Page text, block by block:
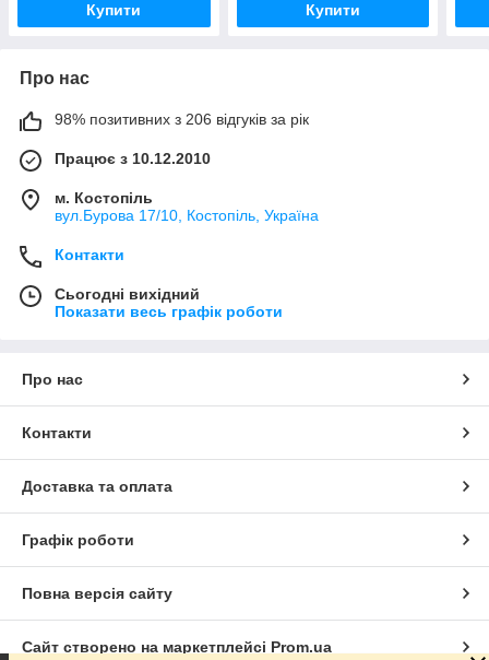
Купити Купити
Про нас
98% позитивних з 206 відгуків за рік
Працює з 10.12.2010
м. Костопіль
вул.Бурова 17/10, Костопіль, Україна
Контакти
Сьогодні вихідний
Показати весь графік роботи
Про нас
Контакти
Доставка та оплата
Графік роботи
Повна версія сайту
Сайт створено на маркетплейсі Prom.ua